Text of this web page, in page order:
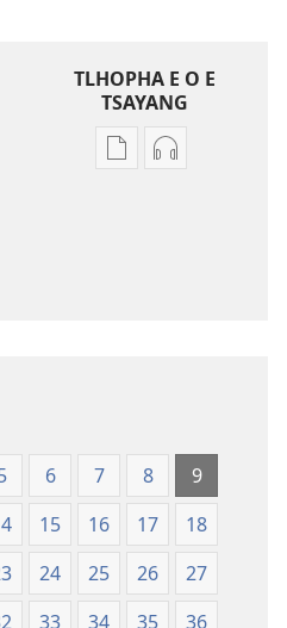
TLHOPHA E O E
TSAYANG
Ditsela
Lefatshe
le
Lesha
(E
Tlhabolotswe
Ditsela
Lefatshe
Lesha
(E
Tlhabolotswe
6 7 8
9
15 16 17
18
24 25 26
27
33 34 35
36